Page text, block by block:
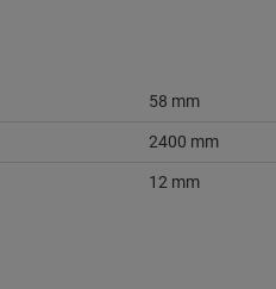
58 mm
2400 mm
12 mm